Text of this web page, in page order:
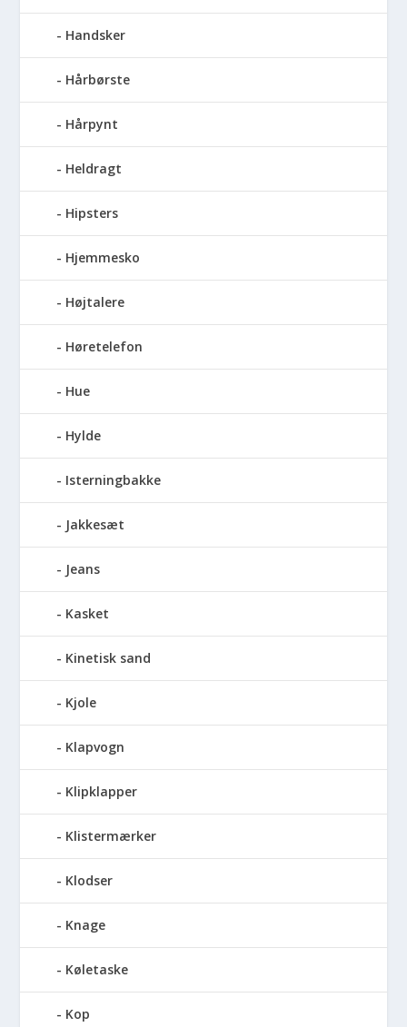
Handsker
Hårbørste
Hårpynt
Heldragt
Hipsters
Hjemmesko
Højtalere
Høretelefon
Hue
Hylde
Isterningbakke
Jakkesæt
Jeans
Kasket
Kinetisk sand
Kjole
Klapvogn
Klipklapper
Klistermærker
Klodser
Knage
Køletaske
Kop